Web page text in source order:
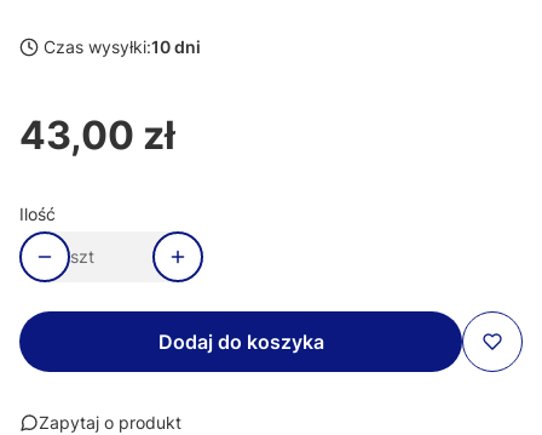
Czas wysyłki:10 dni
Cena
43,00 zł
Ilość
szt
Dodaj do koszyka
Zapytaj o produkt